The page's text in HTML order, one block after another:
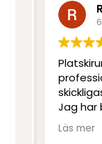
Jag har
men har
service
Läs mer